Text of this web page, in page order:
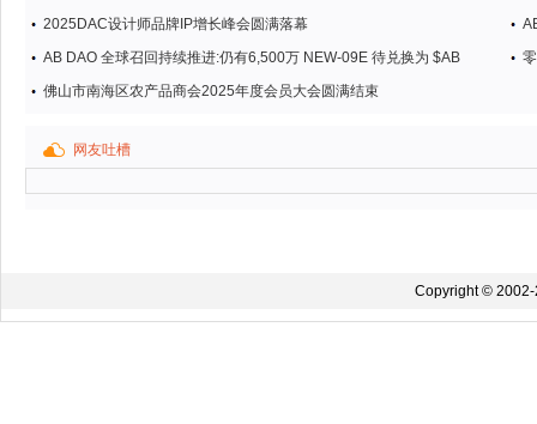
2025DAC设计师品牌IP增长峰会圆满落幕
AB DAO 全球召回持续推进:仍有6,500万 NEW-09E 待兑换为 $AB
佛山市南海区农产品商会2025年度会员大会圆满结束
网友吐槽
Copyright ©